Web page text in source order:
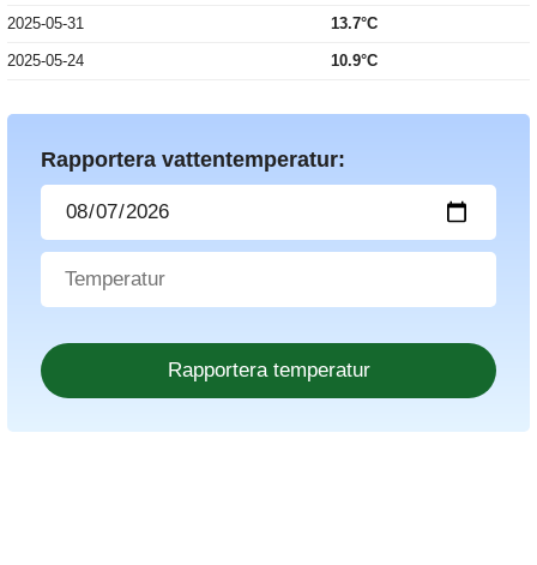
2025-05-31 13.7°C
2025-05-24 10.9°C
Rapportera vattentemperatur: